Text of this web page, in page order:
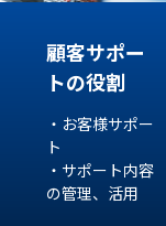
顧客サポー
トの役割
・お客様サポー
ト
・サポート内容
の管理、活用